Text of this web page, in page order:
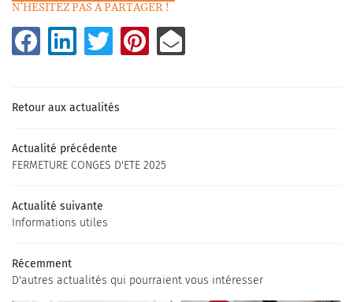
Accueil
Insert - Cheminée
Catalogues
N'HÉSITEZ PAS À PARTAGER !
Retour aux actualités
Actualité précédente
FERMETURE CONGES D'ETE 2025
Actualité suivante
Informations utiles
Récemment
D'autres actualités qui pourraient vous intéresser